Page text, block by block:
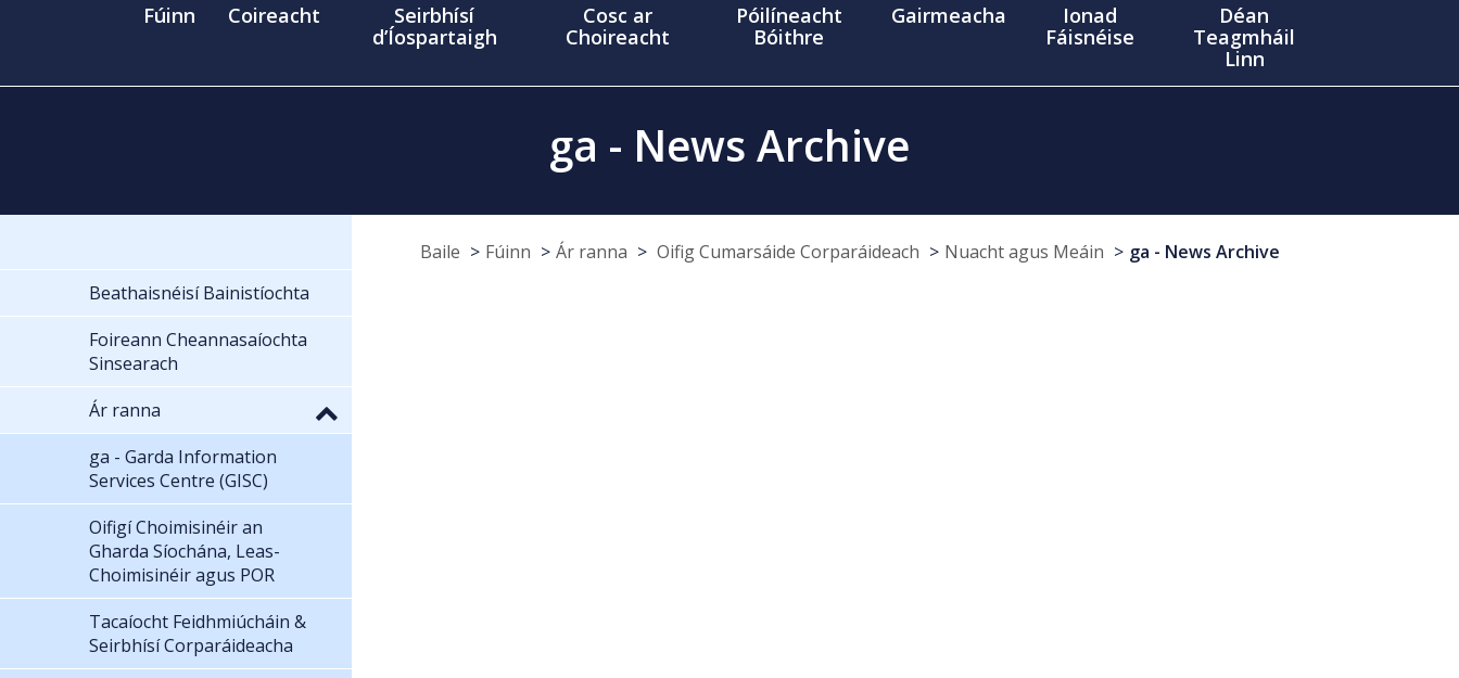
Fúinn Coireacht
Seirbhísí
d’Íospartaigh
Cosc ar
Choireacht
Póilíneacht
Bóithre
Gairmeacha
Ionad
Fáisnéise
Déan
Teagmháil
Linn
ga - News Archive
Baile Fúinn Ár ranna Oifig Cumarsáide Corparáideach Nuacht agus Meáin
ga - News Archive
Beathaisnéisí Bainistíochta
Foireann Cheannasaíochta
Sinsearach
Ár ranna
ga - Garda Information
Services Centre (GISC)
Oifigí Choimisinéir an
Gharda Síochána, Leas-
Choimisinéir agus POR
Tacaíocht Feidhmiúcháin &
Seirbhísí Corparáideacha